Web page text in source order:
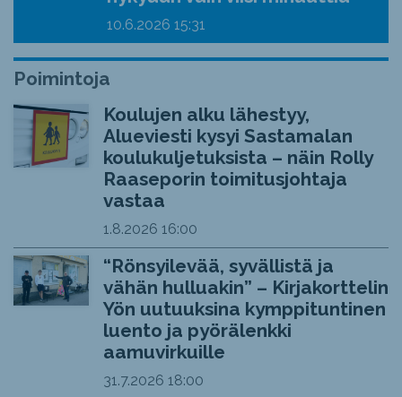
10.6.2026 15:31
Poimintoja
Koulujen alku lähestyy,
Alueviesti kysyi Sastamalan
koulukuljetuksista – näin Rolly
Raaseporin toimitusjohtaja
vastaa
1.8.2026 16:00
“Rönsyilevää, syvällistä ja
vähän hulluakin” – Kirjakorttelin
Yön uutuuksina kymppituntinen
luento ja pyörälenkki
aamuvirkuille
31.7.2026 18:00